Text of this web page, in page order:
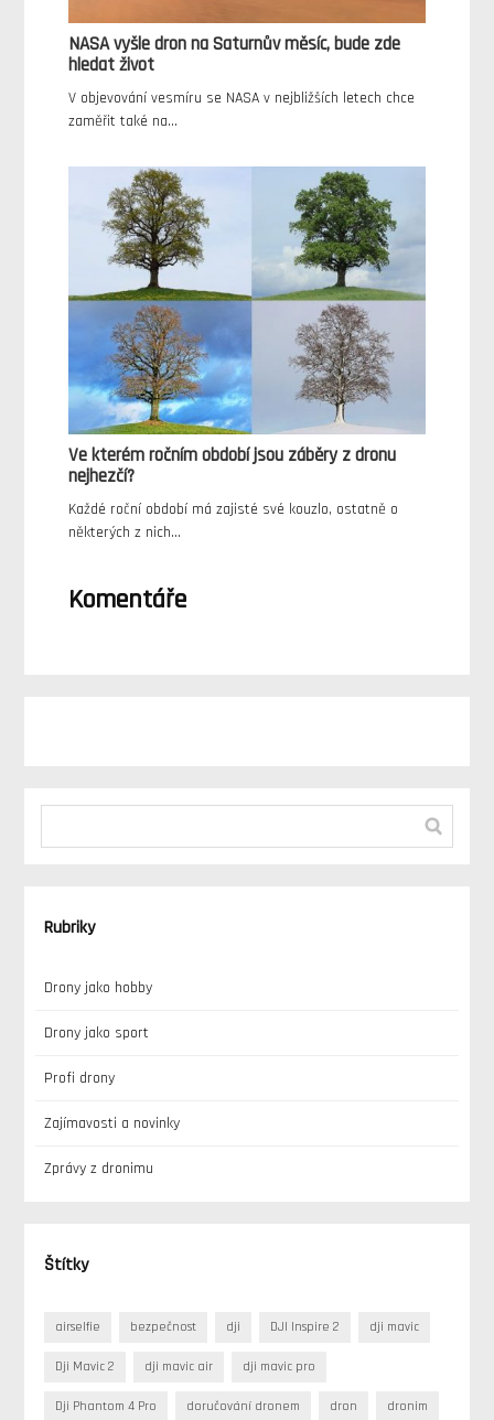
NASA vyšle dron na Saturnův měsíc, bude zde
hledat život
V objevování vesmíru se NASA v nejbližších letech chce
zaměřit také na…
Ve kterém ročním období jsou záběry z dronu
nejhezčí?
Každé roční období má zajisté své kouzlo, ostatně o
některých z nich…
Komentáře
Rubriky
Drony jako hobby
Drony jako sport
Profi drony
Zajímavosti a novinky
Zprávy z dronimu
Štítky
airselfie bezpečnost dji DJI Inspire 2 dji mavic
Dji Mavic 2 dji mavic air dji mavic pro
Dji Phantom 4 Pro doručování dronem dron dronim